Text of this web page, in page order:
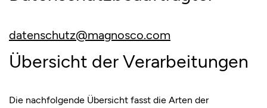
datenschutz@magnosco.com
Übersicht der Verarbeitungen
Die nachfolgende Übersicht fasst die Arten der